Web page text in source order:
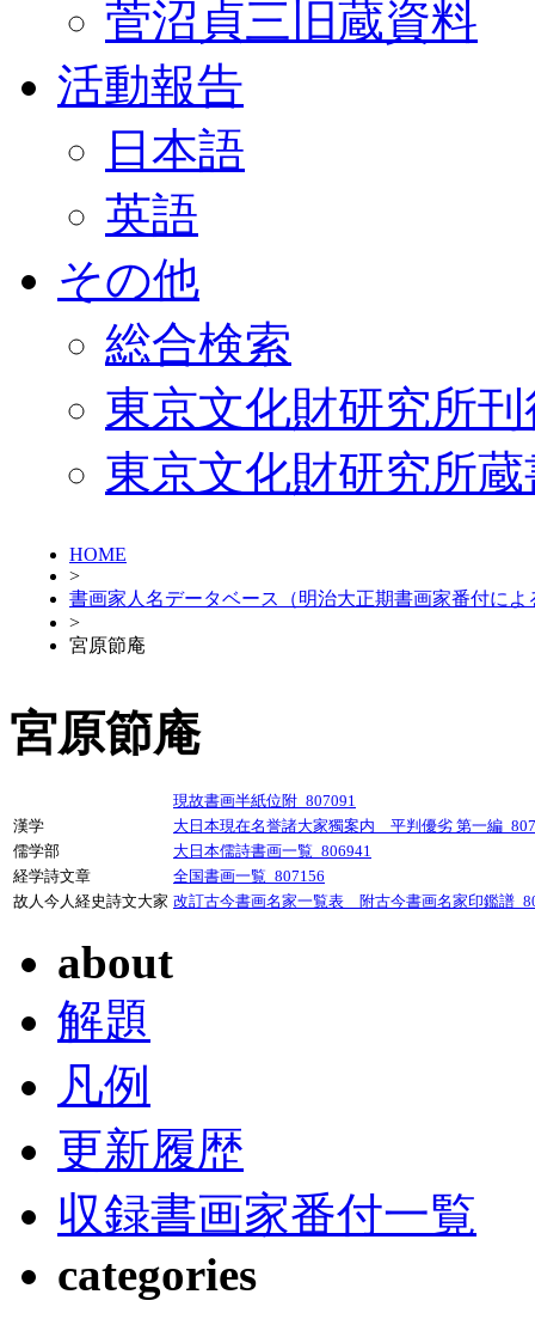
菅沼貞三旧蔵資料
活動報告
日本語
英語
その他
総合検索
東京文化財研究所
東京文化財研究所
HOME
>
書画家人名データベース（明治大正期書画家番付によ
>
宮原節庵
宮原節庵
現故書画半紙位附_807091
漢学
大日本現在名誉諸大家獨案内 平判優劣 第一編
儒学部
大日本儒詩書画一覧_806941
経学詩文章
全国書画一覧_807156
故人今人経史詩文大家 改訂古今書画名家一覧表 附古今書画名家印鑑譜
about
解題
凡例
更新履歴
収録書画家番付一覧
categories